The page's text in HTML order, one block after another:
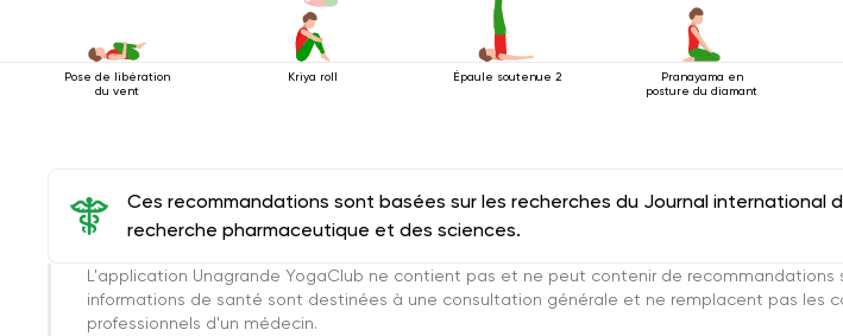
Pose de libération
du vent
Kriya roll Épaule soutenue 2
Pranayama en
posture du diamant
Ces recommandations sont basées sur les recherches du Journal international
recherche pharmaceutique et des sciences.
L'application Unagrande YogaClub ne contient pas et ne peut contenir de recommandations
informations de santé sont destinées à une consultation générale et ne remplacent pas les
professionnels d'un médecin.